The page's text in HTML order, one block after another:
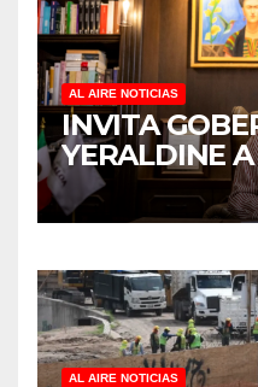
AL AIRE NOTICIAS
INVITA
YERALDINE
JORNADA
DE ÁRBOLES
AL AIRE NOTICIAS